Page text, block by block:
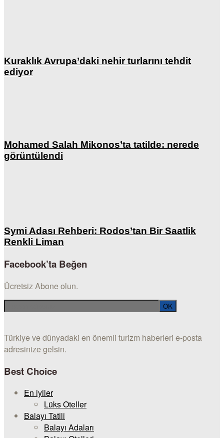
Kuraklık Avrupa’daki nehir turlarını tehdit
ediyor
Mohamed Salah Mikonos’ta tatilde: nerede
görüntülendi
Symi Adası Rehberi: Rodos’tan Bir Saatlik
Renkli Liman
Facebook’ta Beğen
Ücretsiz Abone olun.
Türkiye ve dünyadaki en önemli turizm haberleri e-posta
adresinize gelsin.
Best Choice
En iyiler
Lüks Oteller
Balayı Tatili
Balayı Adaları